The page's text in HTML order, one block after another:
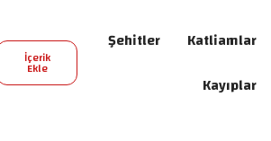
İçerik
Ekle
Şehitler Katliamlar
Kayıplar